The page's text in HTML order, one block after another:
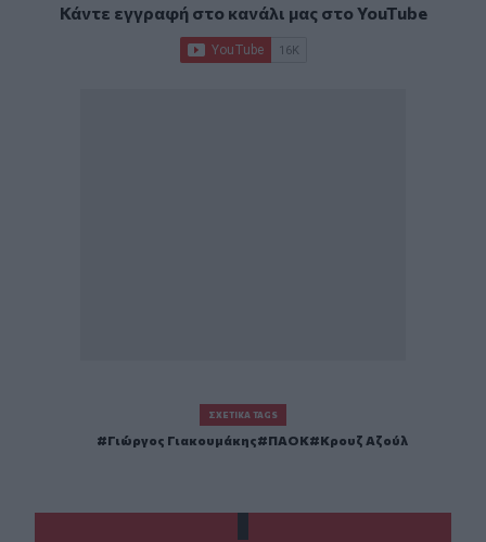
Κάντε εγγραφή στο κανάλι μας στοYouTube
ΣΧΕΤΙΚΆ TAGS
Γιώργος Γιακουμάκης ΠΑΟΚ Κρουζ Αζούλ